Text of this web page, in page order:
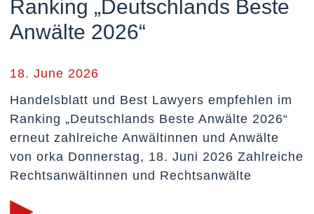
Ranking „Deutschlands Beste
Anwälte 2026“
18. June 2026
Handelsblatt und Best Lawyers empfehlen im
Ranking „Deutschlands Beste Anwälte 2026“
erneut zahlreiche Anwältinnen und Anwälte
von orka Donnerstag, 18. Juni 2026 Zahlreiche
Rechtsanwältinnen und Rechtsanwälte